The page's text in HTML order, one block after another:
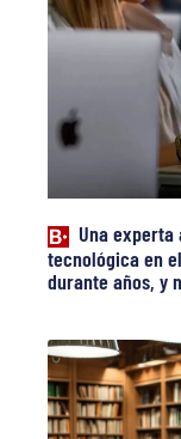
Una
tecnológica en
durante años, y